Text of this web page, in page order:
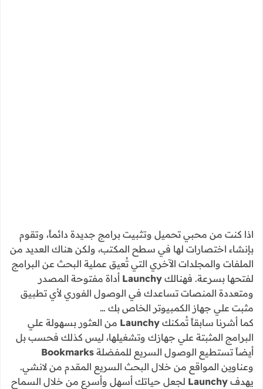
اذا كنت من محبي تحميل وتثبيت برامج جديدة دائماً، وتقوم
بإنشاء اختصارات لها في سطح المكتب، ولكن هناك العديد من
الملفات والمجلدات الآخري التي تُعيق عملية البحث عن البرامج
لفتحها بسرعة. فهنالك Launchy أداة مفتوحة المصدر
ومتعددة المنصات تساعدك في الوصول الفوري لأي تطبيق
مثبت علي جهاز الكمبيوتر الخاص بك …
كما أشرنا سابقاً تُمكنك Launchy من العثور بسهولة علي
البرامج المثبتة علي جهازك وتشغيلها، ليس كذلك فحسب بل
أيضاً تستطيع الوصول السريع للمفضلة Bookmarks
وعناوين المواقع من خلال البحث السريع المقدم من لانشي.
يهدف Launchy لجعل حياتك أسهل وأسرع من خلال السماح